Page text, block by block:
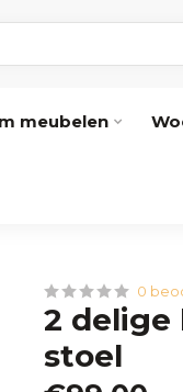
meubelen
0
2 delige
stoel